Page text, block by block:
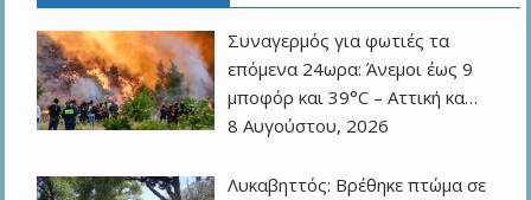
Συναγερμός για φωτιές τα
επόμενα 24ωρα: Άνεμοι έως 9
μποφόρ και 39°C – Αττική κα…
8 Αυγούστου, 2026
Λυκαβηττός: Βρέθηκε πτώμα σε